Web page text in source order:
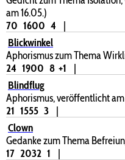
am 16.05.)
70 1600 4
|
Blickwinkel
Aphorismus zum Thema
24 1900 8 +1
|
Blindflug
Aphorismus, veröffentlicht
21 1555 3
|
Clown
Gedanke zum Thema
17 2032 1
|